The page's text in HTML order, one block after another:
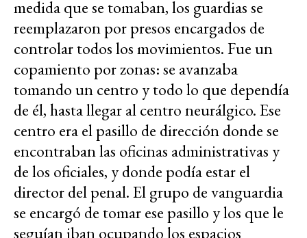
medida que se tomaban, los guardias se
reemplazaron por presos encargados de
controlar todos los movimientos. Fue un
copamiento por zonas: se avanzaba
tomando un centro y todo lo que dependía
de él, hasta llegar al centro neurálgico. Ese
centro era el pasillo de dirección donde se
encontraban las oficinas administrativas y
de los oficiales, y donde podía estar el
director del penal. El grupo de vanguardia
se encargó de tomar ese pasillo y los que le
seguían iban ocupando los espacios